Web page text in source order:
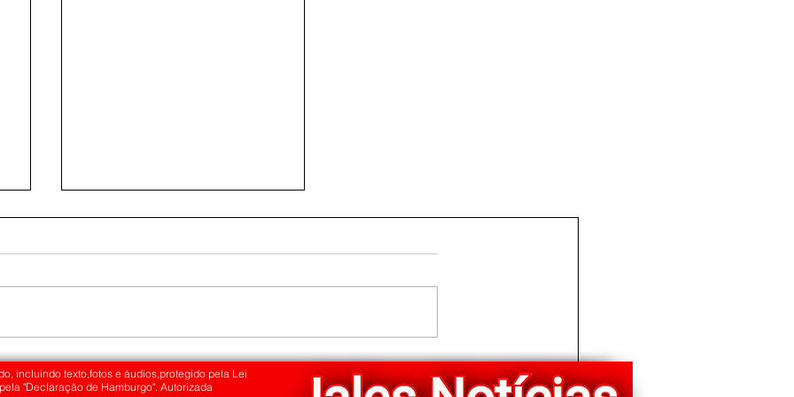
Feira da Agricultura Familiar reúne
produtores, instituições e fortalece o
incluindo texto,fotos e áudios,protegido pela Lei
"Declaração de Hamburgo". Autorizada